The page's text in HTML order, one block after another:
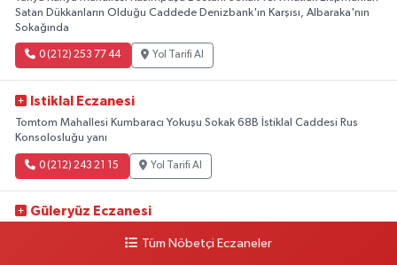
Satan Dükkanların Olduğu Caddede Denizbank'ın Karşısı, Albaraka'nın
Sokağında
0 (212) 253 77 44 Yol Tarifi Al
Istiklal Eczanesi
Tomtom Mahallesi Kumbaracı Yokuşu Sokak 68B İstiklal Caddesi Rus
Konsolosluğu yanı
0 (212) 243 21 15 Yol Tarifi Al
Güleryüz Eczanesi
kalaycıbahçe Meydana DoğruTüm Nöbetçi Eczaneler